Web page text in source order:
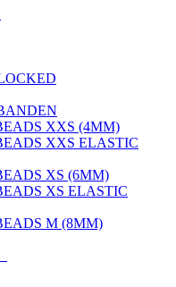
XXS (4MM)
XXS ELASTIC
XS (6MM)
XS ELASTIC
M (8MM)